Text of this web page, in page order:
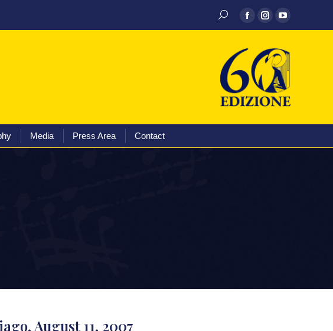
Media Press Area Contact
August 11, 2007
Press Area Contact